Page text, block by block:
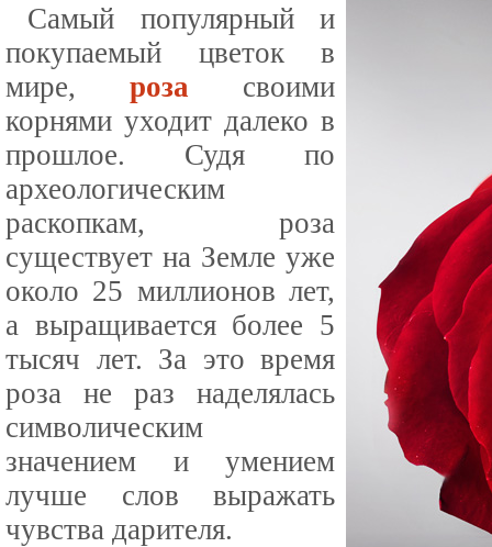
Самый популярный и
покупаемый цветок в
мире, роза своими
корнями уходит далеко в
прошлое. Судя по
археологическим
раскопкам, роза
существует на Земле уже
около 25 миллионов лет,
а выращивается более 5
тысяч лет. За это время
роза не раз наделялась
символическим
значением и умением
лучше слов выражать
чувства дарителя.